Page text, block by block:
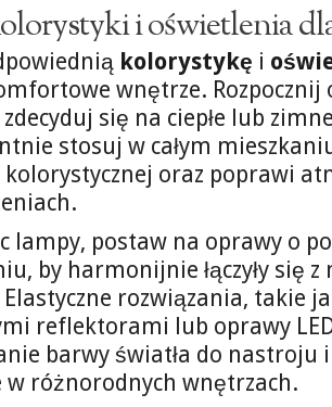
i oświetlenia
kolorystykę i
wnętrze. Rozpocznij
się na ciepłe lub
stosuj w całym
oraz poprawi
lampy, postaw na oprawy o
by harmonijnie łączyły się
rozwiązania, takie
reflektorami lub oprawy
barwy światła do nastroju
w różnorodnych wnętrzach.